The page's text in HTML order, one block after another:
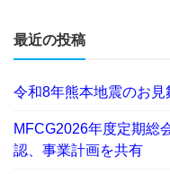
最近の投稿
令和8年熊本地震のお見
MFCG2026年度定期総
認、事業計画を共有